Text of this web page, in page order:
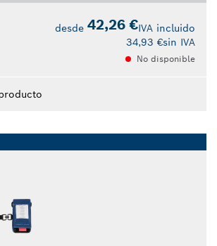
desde 42,26 €IVA incluido
34,93 €sin IVA
No disponible